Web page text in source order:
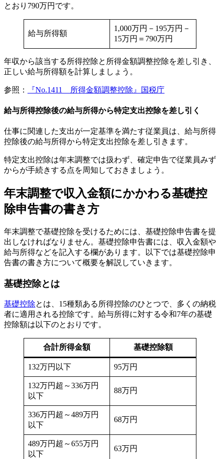
とおり790万円です。
給与所得額
1,000万円－195万円－
15万円＝790万円
年収から該当する所得控除と所得金額調整控除を差し引き、
正しい給与所得額を計算しましょう。
参照： 『No.1411 所得金額調整控除』国税庁
給与所得控除後の給与所得から特定支出控除を差し引く
仕事に関連した支出が一定基準を満たす従業員は、給与所得
控除後の給与所得から特定支出控除を差し引きます。
特定支出控除は年末調整では扱わず、確定申告で従業員みず
からが手続きする点を周知しておきましょう。
年末調整で収入金額にかかわる基礎控
除申告書の書き方
年末調整で基礎控除を受けるためには、基礎控除申告書を提
出しなければなりません。基礎控除申告書には、収入金額や
給与所得などを記入する欄があります。以下では基礎控除申
告書の書き方について概要を解説していきます。
基礎控除とは
基礎控除とは、15種類ある所得控除のひとつで、多くの納税
者に適用される控除です。給与所得に対する令和7年の基礎
控除額は以下のとおりです。
合計所得金額 基礎控除額
132万円以下 95万円
132万円超～336万円
以下
88万円
336万円超～489万円
以下
68万円
489万円超～655万円
以下
63万円